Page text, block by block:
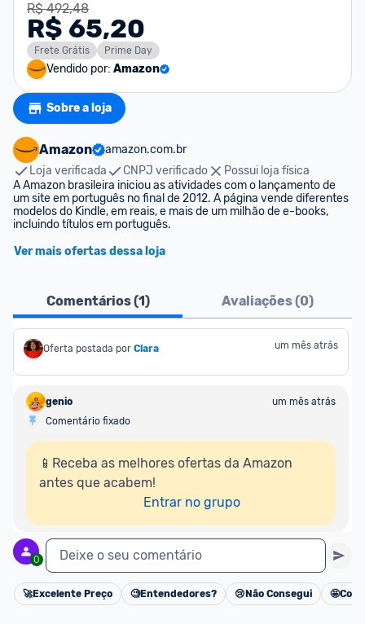
R$ 492,48
R$ 65,20
Frete Grátis Prime Day
Vendido por: Amazon
Sobre a loja
Amazon
amazon.com.br
Loja verificada
CNPJ verificado
Possui loja física
A Amazon brasileira iniciou as atividades com o lançamento de
um site em português no final de 2012. A página vende diferentes
modelos do Kindle, em reais, e mais de um milhão de e-books,
incluindo títulos em português.
Ver mais ofertas dessa loja
Comentários (1) Avaliações (0)
Oferta postada por Clara um mês atrás
genio
um mês atrás
Comentário fixado
📱Receba as melhores ofertas da Amazon
antes que acabem!
Entrar no grupo
0 Deixe o seu comentário
Cancelar
🚀Excelente Preço 🧐Entendedores? 😢 Não Consegui 🤩